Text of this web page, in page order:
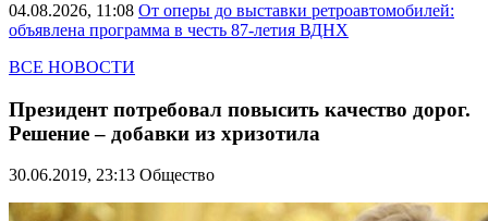
04.08.2026, 11:08 От оперы до выставки ретроавтомобилей:
объявлена программа в честь 87-летия ВДНХ
ВСЕ НОВОСТИ
Президент потребовал повысить качество дорог.
Решение – добавки из хризотила
30.06.2019, 23:13 Общество